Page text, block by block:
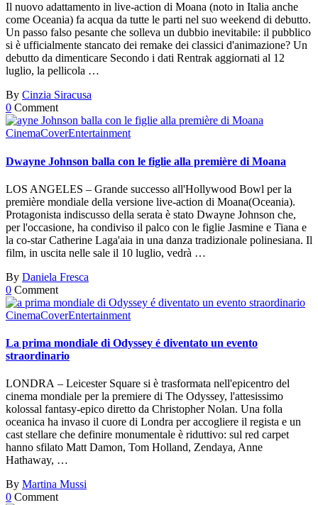
Il nuovo adattamento in live-action di Moana (noto in Italia anche
come Oceania) fa acqua da tutte le parti nel suo weekend di debutto.
Un passo falso pesante che solleva un dubbio inevitabile: il pubblico
si è ufficialmente stancato dei remake dei classici d'animazione? Un
debutto da dimenticare Secondo i dati Rentrak aggiornati al 12
luglio, la pellicola …
By Cinzia Siracusa
0 Comment
CinemaCoverEntertainment
Dwayne Johnson balla con le figlie alla première di Moana
LOS ANGELES – Grande successo all'Hollywood Bowl per la
première mondiale della versione live-action di Moana(Oceania).
Protagonista indiscusso della serata è stato Dwayne Johnson che,
per l'occasione, ha condiviso il palco con le figlie Jasmine e Tiana e
la co-star Catherine Laga'aia in una danza tradizionale polinesiana. Il
film, in uscita nelle sale il 10 luglio, vedrà …
By Daniela Fresca
0 Comment
CinemaCoverEntertainment
La prima mondiale di Odyssey é diventato un evento
straordinario
LONDRA – Leicester Square si è trasformata nell'epicentro del
cinema mondiale per la premiere di The Odyssey, l'attesissimo
kolossal fantasy-epico diretto da Christopher Nolan. Una folla
oceanica ha invaso il cuore di Londra per accogliere il regista e un
cast stellare che definire monumentale è riduttivo: sul red carpet
hanno sfilato Matt Damon, Tom Holland, Zendaya, Anne
Hathaway, …
By Martina Mussi
0 Comment